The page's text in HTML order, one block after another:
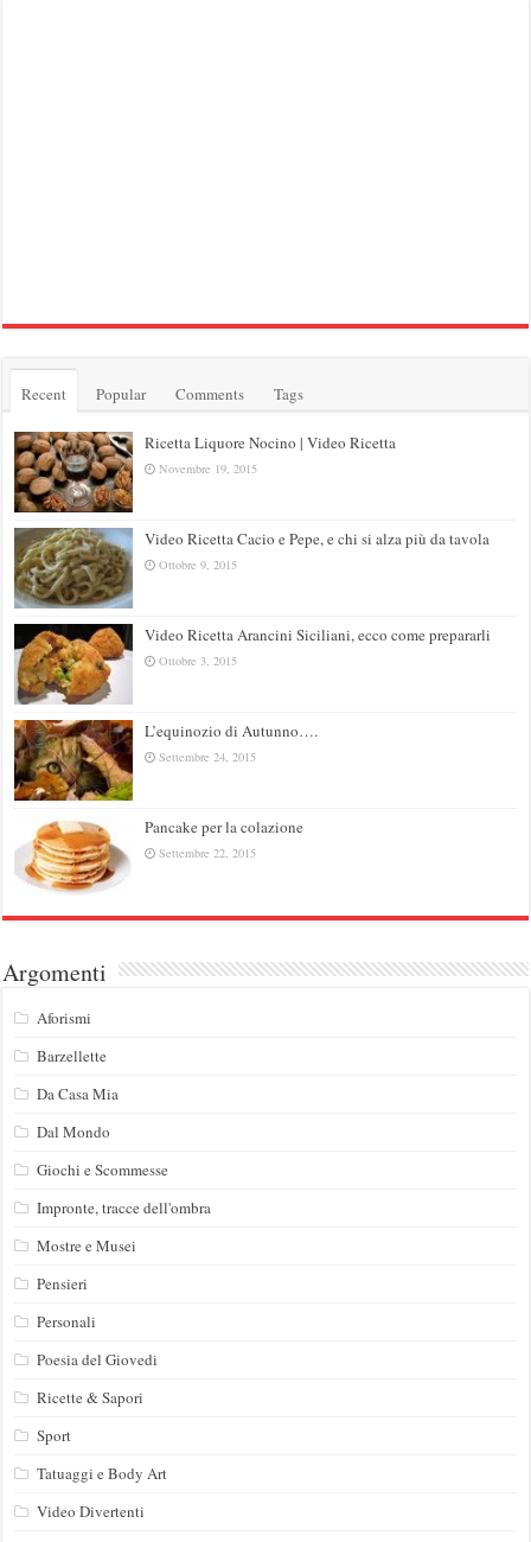
Recent Popular Comments Tags
Ricetta Liquore Nocino | Video Ricetta
Novembre 19, 2015
Video Ricetta Cacio e Pepe, e chi si alza più da tavola
Ottobre 9, 2015
Video Ricetta Arancini Siciliani, ecco come prepararli
Ottobre 3, 2015
L’equinozio di Autunno….
Settembre 24, 2015
Pancake per la colazione
Settembre 22, 2015
Argomenti
Aforismi
Barzellette
Da Casa Mia
Dal Mondo
Giochi e Scommesse
Impronte, tracce dell'ombra
Mostre e Musei
Pensieri
Personali
Poesia del Giovedi
Ricette & Sapori
Sport
Tatuaggi e Body Art
Video Divertenti